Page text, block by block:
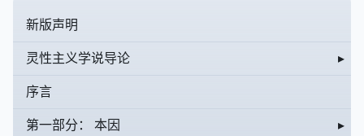
新版声明
灵性主义学说导论 ▸
序言
第一部分： 本因 ▸